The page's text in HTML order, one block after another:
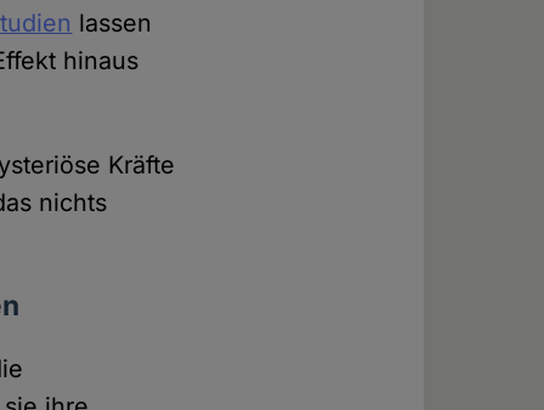
lassen
hinaus
Kräfte
nichts